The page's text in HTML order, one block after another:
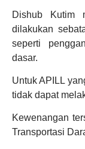
Dishub Kutim
dilakukan
seperti
dasar.
Untuk APILL
tidak dapat
Kewenangan
Transportasi